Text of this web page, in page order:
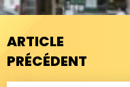
ARTICLE
PRÉCÉDENT